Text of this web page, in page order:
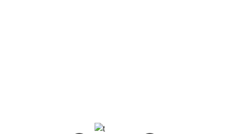
熊本地震義援金について